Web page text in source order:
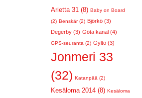
Arietta 31 (8) Baby on Board
(2) Benskär (2) Björkö (3)
Degerby (3) Göta kanal (4)
GPS-seuranta (2) Gyltö (3)
Jonmeri 33
(32) Katanpää (2)
Kesäloma 2014 (8) Kesäloma